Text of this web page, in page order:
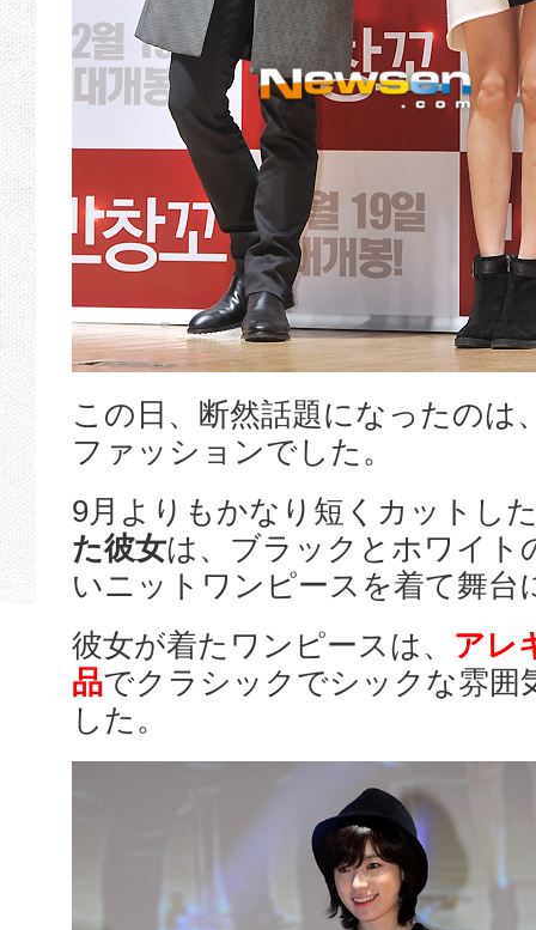
この日、断然話題になったのは
ファッションでした。
9月よりもかなり短くカットし
た彼女は、ブラックとホワイト
いニットワンピースを着て舞台
彼女が着たワンピースは、 アレ
品でクラシックでシックな雰囲
した。